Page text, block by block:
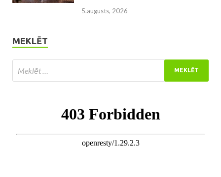
5.augusts, 2026
MEKLĒT